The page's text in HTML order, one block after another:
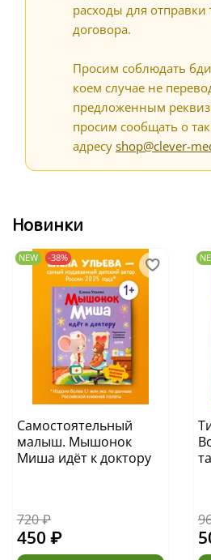
расходы для отправки
договора.
Просим соблюдать
коем случае не
предложенным
просим сообщать о
адресу shop@clever-
Новинки
NEW -38%
Самостоятельный
малыш. Мышонок
Миша идёт к доктору
720 ₽
450 ₽